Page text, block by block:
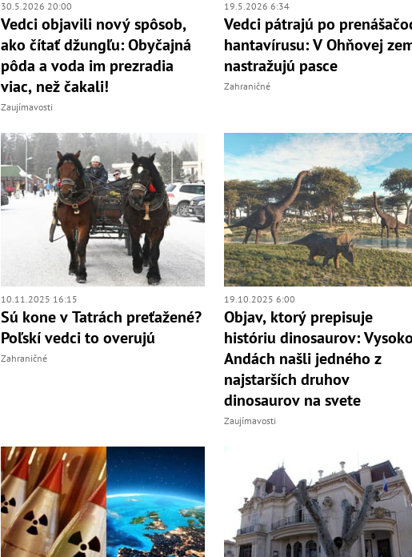
30.5.2026 20:00
Vedci objavili nový spôsob,
ako čítať džungľu: Obyčajná
pôda a voda im prezradia
viac, než čakali!
Zaujímavosti
19.5.2026 6:34
Vedci pátrajú po
hantavírusu: V Ohňovej
nastražujú pasce
Zahraničné
10.11.2025 16:15
Sú kone v Tatrách preťažené?
Poľskí vedci to overujú
Zahraničné
19.10.2025 6:00
Objav, ktorý prepisuje
históriu dinosaurov:
Andách našli jedného z
najstarších druhov
dinosaurov na svete
Zaujímavosti